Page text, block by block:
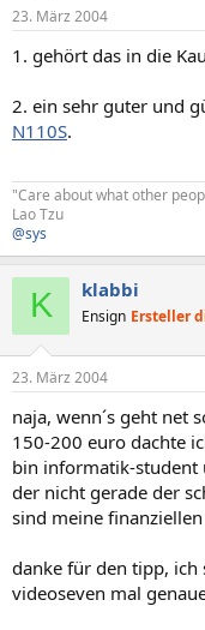
23. März 2004
1. gehört das in die
2. ein sehr guter und
N110S.
"Care about what other
Lao Tzu
@sys
K klabbi
Ensign Ersteller
23. März 2004
naja, wenn´s geht net
150-200 euro dachte
bin informatik-student
der nicht gerade der
sind meine
danke für den tipp,
videoseven mal